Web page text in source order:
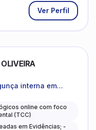
Ver Perfil
interna em
para se viver.
online com foco
(TCC)
em Evidências; -